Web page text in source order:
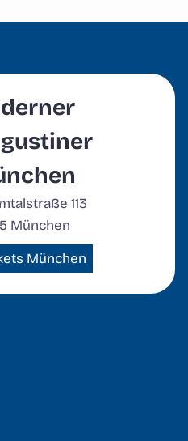
113
München
München